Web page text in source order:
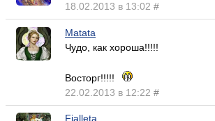
18.02.2013 в 13:02 #
Matata
Чудо, как хороша!!!!!
Восторг!!!!!
22.02.2013 в 12:22 #
Fialleta